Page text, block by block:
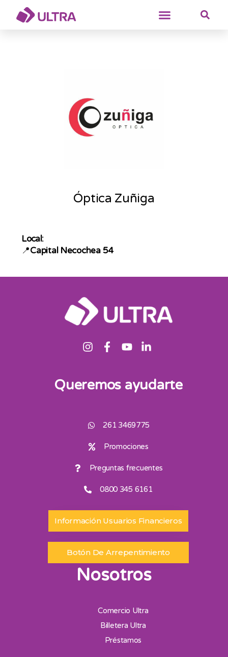
Óptica Zuñiga
Local:
📍Capital Necochea 54
Queremos ayudarte
261 3469775
Promociones
Preguntas frecuentes
0800 345 6161
Información Usuarios Financieros
Botón De Arrepentimiento
Nosotros
Comercio Ultra
Billetera Ultra
Préstamos